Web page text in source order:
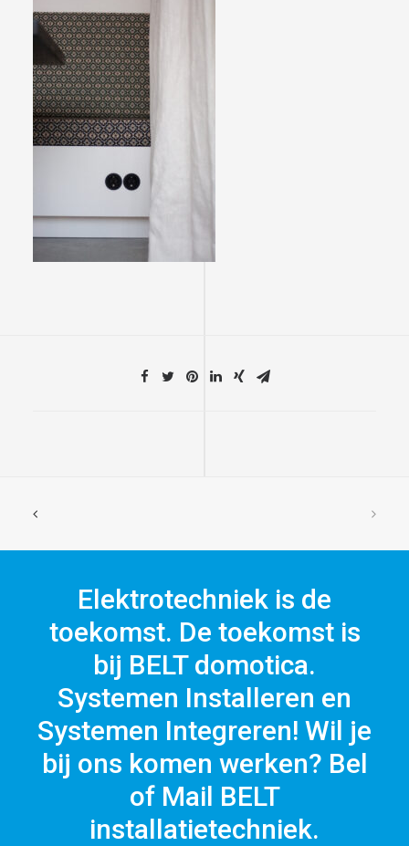
Elektrotechniek is de
toekomst. De toekomst is
bij BELT domotica.
Systemen Installeren en
Systemen Integreren! Wil je
bij ons komen werken? Bel
of Mail BELT
installatietechniek.